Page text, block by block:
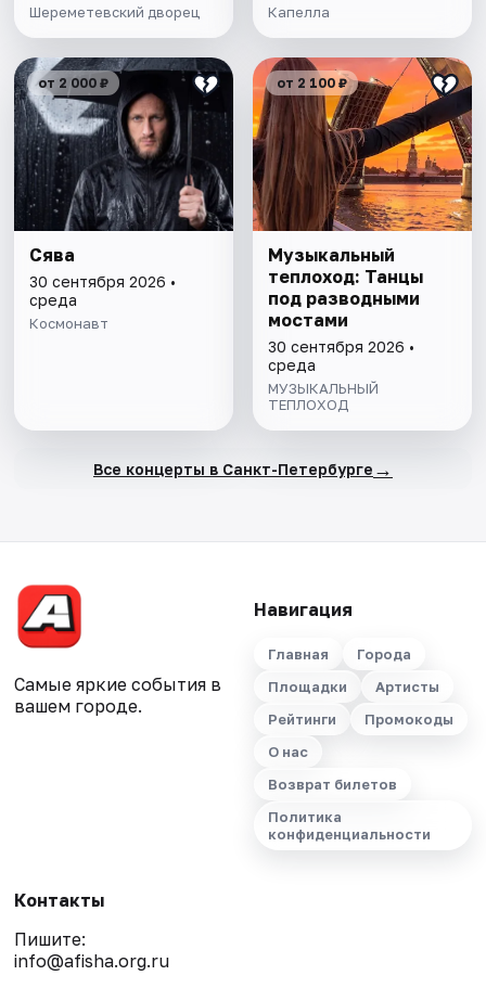
Шереметевский дворец Капелла
от 2 000 ₽
Сява
30 сентября 2026 •
среда
Космонавт
от 2 100 ₽
Музыкальный
теплоход: Танцы
под разводными
мостами
30 сентября 2026 •
среда
МУЗЫКАЛЬНЫЙ
ТЕПЛОХОД
Все концерты в Санкт-Петербурге →
Самые яркие события в
вашем городе.
Навигация
Главная
Города
Площадки
Артисты
Рейтинги
Промокоды
О нас
Возврат билетов
Политика
конфиденциальности
Контакты
Пишите:
info@afisha.org.ru